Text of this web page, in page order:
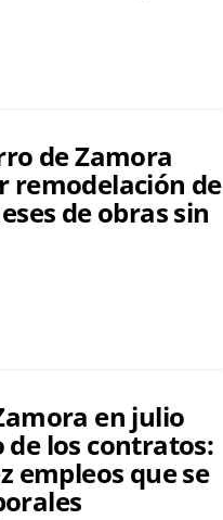
de Zamora
remodelación de
de obras sin
en julio
los contratos:
empleos que se